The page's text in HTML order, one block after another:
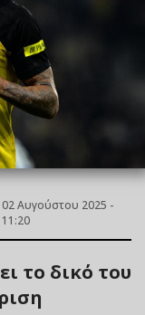
02 Αυγούστου 2025 -
11:20
το δικό του